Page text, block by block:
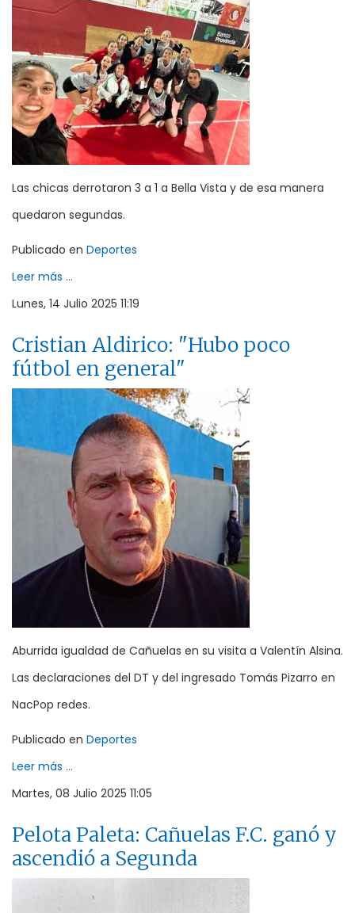
Las chicas derrotaron 3 a 1 a Bella Vista y de esa manera
quedaron segundas.
Publicado en Deportes
Leer más ...
Lunes, 14 Julio 2025 11:19
Cristian Aldirico: "Hubo poco
fútbol en general"
Aburrida igualdad de Cañuelas en su visita a Valentín Alsina.
Las declaraciones del DT y del ingresado Tomás Pizarro en
NacPop redes.
Publicado en Deportes
Leer más ...
Martes, 08 Julio 2025 11:05
Pelota Paleta: Cañuelas F.C. ganó y
ascendió a Segunda